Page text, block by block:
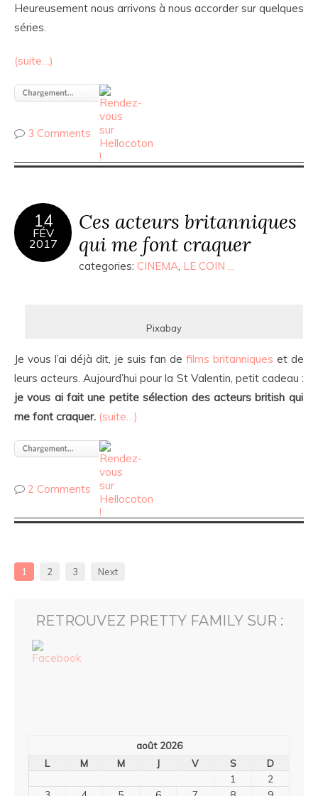
Heureusement nous arrivons à nous accorder sur quelques
séries.
(suite…)
3 Comments
14
FÉV
2017
Ces acteurs britanniques
qui me font craquer
categories: CINEMA, LE COIN ...
Pixabay
Je vous l’ai déjà dit, je suis fan de films britanniques et de
leurs acteurs. Aujourd’hui pour la St Valentin, petit cadeau :
je vous ai fait une petite sélection des acteurs british qui
me font craquer. (suite…)
2 Comments
1 2 3 Next
RETROUVEZ PRETTY FAMILY SUR :
août 2026
L
M M J V S
D
1
2